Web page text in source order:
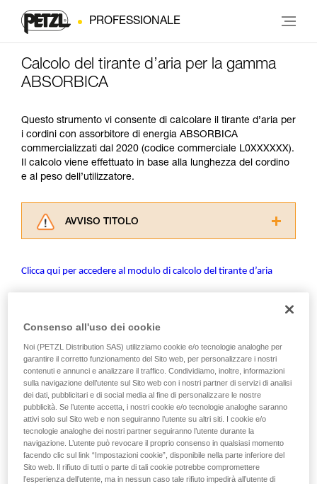
PROFESSIONALE
Calcolo del tirante d’aria per la gamma
ABSORBICA
Questo strumento vi consente di calcolare il tirante d’aria per
i cordini con assorbitore di energia ABSORBICA
commercializzati dal 2020 (codice commerciale L0XXXXXX).
Il calcolo viene effettuato in base alla lunghezza del cordino
e al peso dell’utilizzatore.
AVVISO TITOLO
consultarlo. Dovete aver compreso le
formazione ed un addestramento specifico.
Verificate con un professionista la vostra
capacità di rifare la manovra, da soli, in piena
sicurezza, prima di riprodurla autonomamente.
Forniamo esempi di tecniche relative alla vostra
attività. Ne possono esistere altre che non
vengono qui descritte.
Clicca qui per accedere al modulo di calcolo del tirante d’aria
Consenso all'uso dei cookie
Noi (PETZL Distribution SAS) utilizziamo cookie e/o tecnologie analoghe per
garantire il corretto funzionamento del Sito web, per personalizzare i nostri
contenuti e annunci e analizzare il traffico. Condividiamo, inoltre, informazioni
sulla navigazione dell’utente sul Sito web con i nostri partner di servizi di analisi
dei dati, pubblicitari e di social media al fine di personalizzare le nostre
pubblicità. Se l’utente accetta, i nostri cookie e/o tecnologie analoghe saranno
attivi solo sul Sito web e non seguiranno l’utente su altri siti. I cookie e/o
tecnologie analoghe dei nostri partner seguiranno l’utente durante la
navigazione. L’utente può revocare il proprio consenso in qualsiasi momento
facendo clic sul link “Impostazioni cookie”, disponibile nella parte inferiore del
Sito web. Il rifiuto di tutti o parte di tali cookie potrebbe compromettere
l’esperienza dell’utente, ma in nessun caso tale rifiuto impedirà all’utente di